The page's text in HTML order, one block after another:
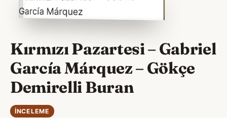
Kırmızı Pazartesi – Gabriel
García Márquez–Gökçe
Demirelli Buran
İNCELEME